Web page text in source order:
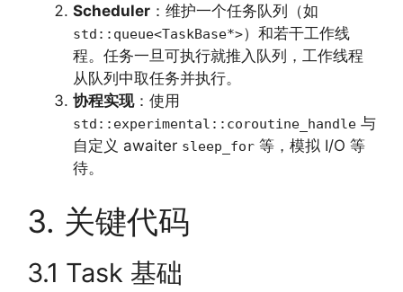
Scheduler ：维护一个任务队列（如
std::queue<TaskBase*>）和若干工作线
程。任务一旦可执行就推入队列，工作线程
从队列中取任务并执行。
协程实现：使用
std::experimental::coroutine_handle 与
自定义 awaiter sleep_for 等，模拟 I/O 等
待。
3. 关键代码
3.1 Task 基础